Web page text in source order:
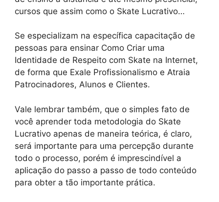
cursos que assim como o Skate Lucrativo…
Se especializam na específica capacitação de
pessoas para ensinar Como Criar uma
Identidade de Respeito com Skate na Internet,
de forma que Exale Profissionalismo e Atraia
Patrocinadores, Alunos e Clientes.
Vale lembrar também, que o simples fato de
você aprender toda metodologia do Skate
Lucrativo apenas de maneira teórica, é claro,
será importante para uma percepção durante
todo o processo, porém é imprescindível a
aplicação do passo a passo de todo conteúdo
para obter a tão importante prática.